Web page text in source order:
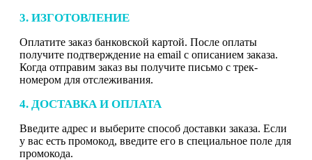
3. ИЗГОТОВЛЕНИЕ
Оплатите заказ банковской картой. После оплаты
получите подтверждение на email с описанием заказа.
Когда отправим заказ вы получите письмо с трек-
номером для отслеживания.
4. ДОСТАВКА И ОПЛАТА
Введите адрес и выберите способ доставки заказа. Если
у вас есть промокод, введите его в специальное поле для
промокода.